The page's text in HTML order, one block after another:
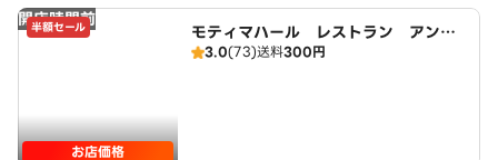
開店時間前
半額セール
お店価格
モティマハール レストラン アンド
バー
3.0(73)送料300円